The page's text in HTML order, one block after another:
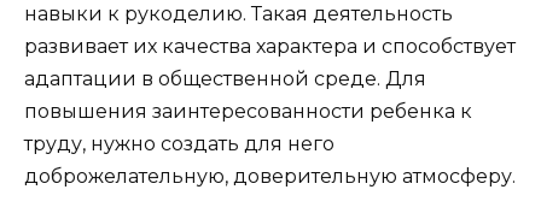
навыки к рукоделию. Такая деятельность
развивает их качества характера и способствует
адаптации в общественной среде. Для
повышения заинтересованности ребенка к
труду, нужно создать для него
доброжелательную, доверительную атмосферу.